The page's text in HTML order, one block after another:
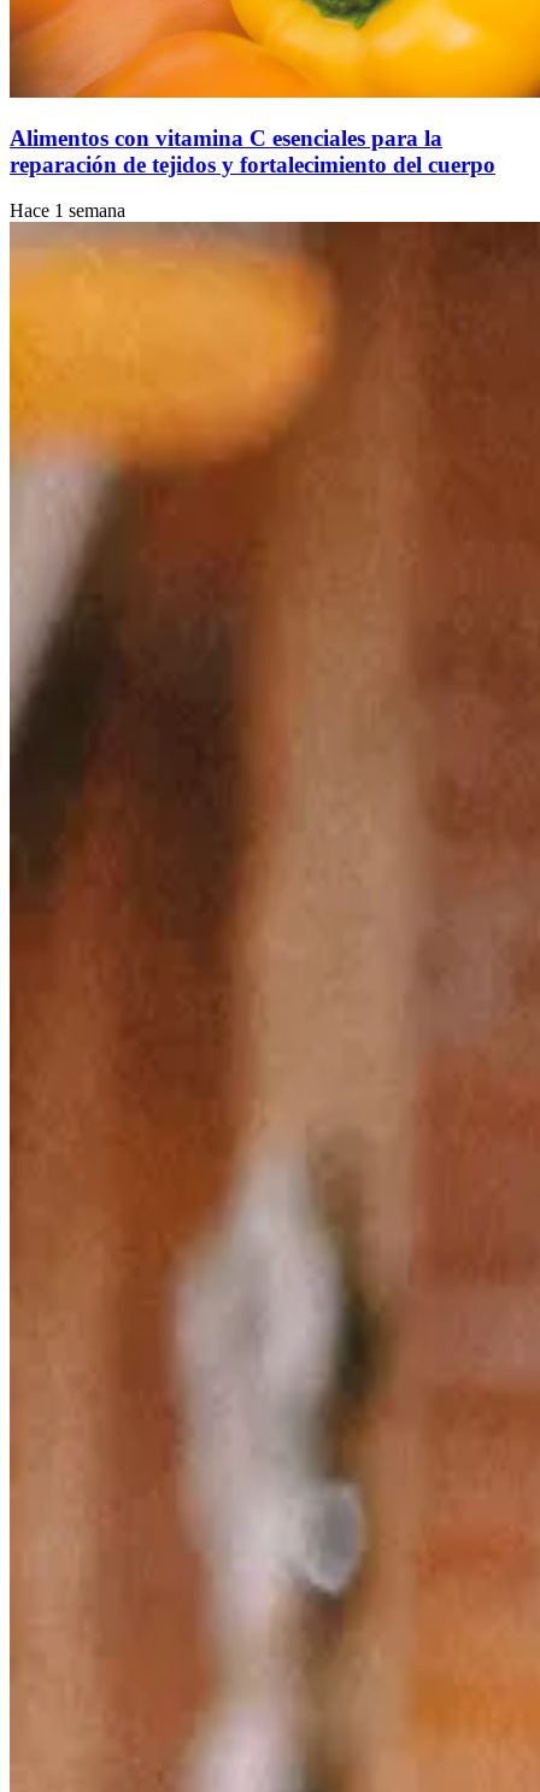
Alimentos con vitamina C esenciales para la
reparación de tejidos y fortalecimiento del cuerpo
Hace 1 semana